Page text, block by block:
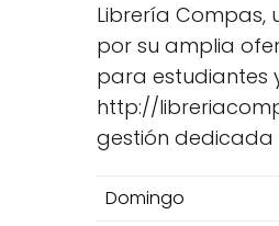
Librería Compas,
por su amplia
para estudiantes
http://
gestión dedicada
Domingo